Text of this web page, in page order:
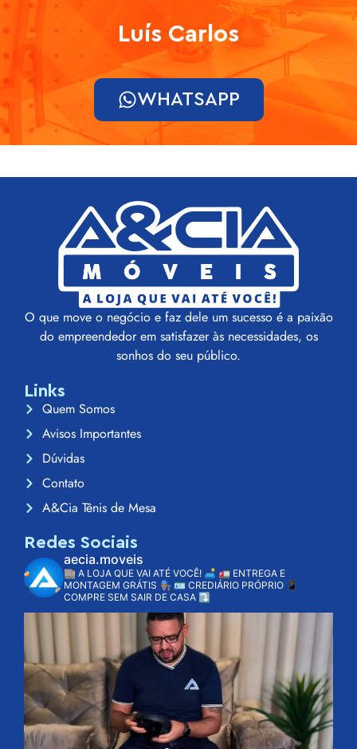
Luís Carlos
WHATSAPP
O que move o negócio e faz dele um sucesso é a paixão
do empreendedor em satisfazer às necessidades, os
sonhos do seu público.
Links
Quem Somos
Avisos Importantes
Dúvidas
Contato
A&Cia Tênis de Mesa
Redes Sociais
aecia.moveis
🏬 A LOJA QUE VAI ATÉ VOCÊ! 🛋️ 🚛 ENTREGA E
MONTAGEM GRÁTIS 👨🏽‍🔧 🪪 CREDIÁRIO PRÓPRIO 📱
COMPRE SEM SAIR DE CASA ⤵️